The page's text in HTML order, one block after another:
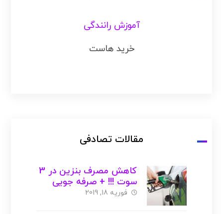
آموزش رانندگی
خرید هاست
مقالات تصادفی
کاهش مصرف بنزین در 3
سوت !!! + صرفه جویی
فوریه 18, 2019